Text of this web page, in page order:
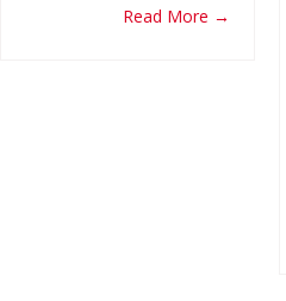
Read More →